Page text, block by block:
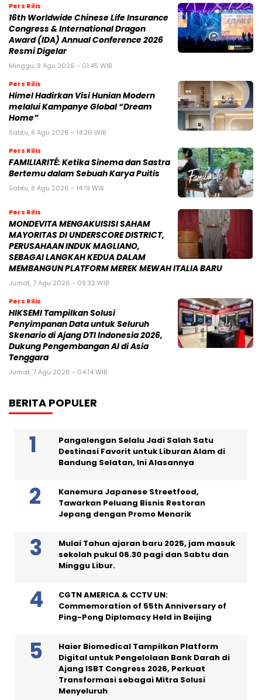
Pers Rilis
16th Worldwide Chinese Life Insurance
Congress & International Dragon
Award (IDA) Annual Conference 2026
Resmi Digelar
Minggu, 9 Agu 2026 - 01:45 WIB
Pers Rilis
Himel Hadirkan Visi Hunian Modern
melalui Kampanye Global “Dream
Home”
Sabtu, 8 Agu 2026 - 14:26 WIB
Pers Rilis
FAMILIARITÉ: Ketika Sinema dan Sastra
Bertemu dalam Sebuah Karya Puitis
Sabtu, 8 Agu 2026 - 14:19 WIB
Pers Rilis
MONDEVITA MENGAKUISISI SAHAM
MAYORITAS DI UNDERSCORE DISTRICT,
PERUSAHAAN INDUK MAGLIANO,
SEBAGAI LANGKAH KEDUA DALAM
MEMBANGUN PLATFORM MEREK MEWAH ITALIA BARU
Jumat, 7 Agu 2026 - 09:32 WIB
Pers Rilis
HIKSEMI Tampilkan Solusi
Penyimpanan Data untuk Seluruh
Skenario di Ajang DTI Indonesia 2026,
Dukung Pengembangan AI di Asia
Tenggara
Jumat, 7 Agu 2026 - 04:14 WIB
BERITA POPULER
Pangalengan Selalu Jadi Salah Satu
Destinasi Favorit untuk Liburan Alam di
Bandung Selatan, Ini Alasannya
Kanemura Japanese Streetfood,
Tawarkan Peluang Bisnis Restoran
Jepang dengan Promo Menarik
Mulai Tahun ajaran baru 2025, jam masuk
sekolah pukul 06.30 pagi dan Sabtu dan
Minggu Libur.
CGTN AMERICA & CCTV UN:
Commemoration of 55th Anniversary of
Ping-Pong Diplomacy Held in Beijing
Haier Biomedical Tampilkan Platform
Digital untuk Pengelolaan Bank Darah di
Ajang ISBT Congress 2026, Perkuat
Transformasi sebagai Mitra Solusi
Menyeluruh